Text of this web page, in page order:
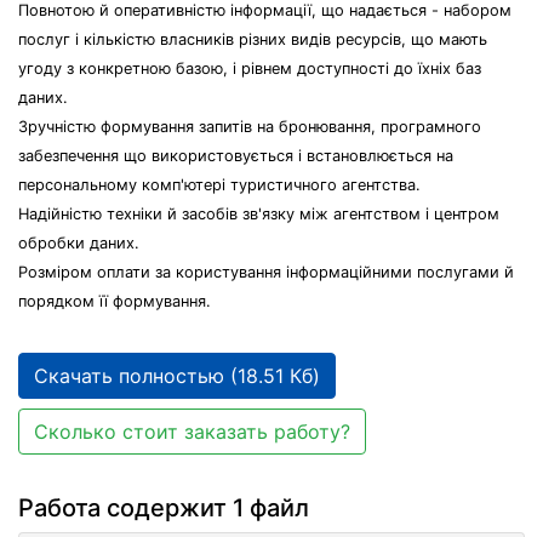
Повнотою й оперативністю інформації, що надається - набором
послуг і кількістю власників різних видів ресурсів, що мають
угоду з конкретною базою, і рівнем доступності до їхніх баз
даних.
Зручністю формування запитів на бронювання, програмного
забезпечення що використовується і встановлюється на
персональному комп'ютері туристичного агентства.
Надійністю техніки й засобів зв'язку між агентством і центром
обробки даних.
Розміром оплати за користування інформаційними послугами й
порядком її формування.
Скачать полностью (18.51 Кб)
Сколько стоит заказать работу?
Работа содержит 1 файл